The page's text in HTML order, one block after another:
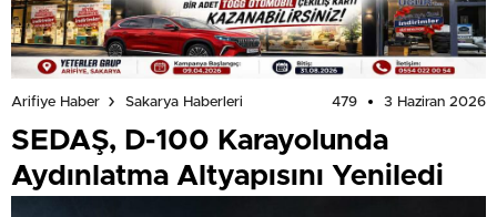
Arifiye Haber Sakarya Haberleri 479 3 Haziran 2026
SEDAŞ, D-100 Karayolunda
Aydınlatma Altyapısını Yeniledi